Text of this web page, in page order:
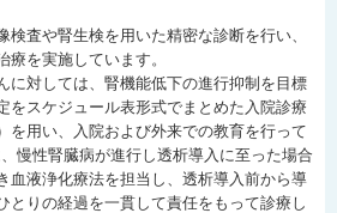
検査や腎生検を用いた精密な診断を行い、
療を実施しています。
に対しては、腎機能低下の進行抑制を目標
をスケジュール表形式でまとめた入院診療
を用い、入院および外来での教育を行って
慢性腎臓病が進行し透析導入に至った場合
血液浄化療法を担当し、透析導入前から導
とりの経過を一貫して責任をもって診療し